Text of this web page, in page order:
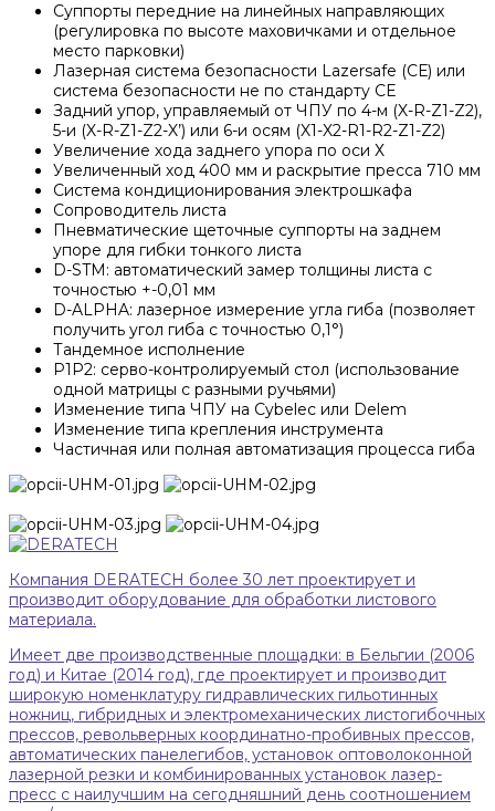
Суппорты передние на линейных направляющих
(регулировка по высоте маховичками и отдельное
место парковки)
Лазерная система безопасности Lazersafe (СЕ) или
система безопасности не по стандарту СЕ
Задний упор, управляемый от ЧПУ по 4-м (X-R-Z1-Z2),
5-и (X-R-Z1-Z2-X’) или 6-и осям (X1-X2-R1-R2-Z1-Z2)
Увеличение хода заднего упора по оси Х
Увеличенный ход 400 мм и раскрытие пресса 710 мм
Система кондиционирования электрошкафа
Сопроводитель листа
Пневматические щеточные суппорты на заднем
упоре для гибки тонкого листа
D-STM: автоматический замер толщины листа с
точностью +-0,01 мм
D-ALPHA: лазерное измерение угла гиба (позволяет
получить угол гиба с точностью 0,1°)
Тандемное исполнение
P1P2: серво-контролируемый стол (использование
одной матрицы с разными ручьями)
Изменение типа ЧПУ на Сybelec или Delem
Изменение типа крепления инструмента
Частичная или полная автоматизация процесса гиба
Компания DERATECH более 30 лет проектирует и
производит оборудование для обработки листового
материала.
Имеет две производственные площадки: в Бельгии (2006
год) и Китае (2014 год), где проектирует и производит
широкую номенклатуру гидравлических гильотинных
ножниц, гибридных и электромеханических листогибочных
прессов, револьверных координатно-пробивных прессов,
автоматических панелегибов, установок оптоволоконной
лазерной резки и комбинированных установок лазер-
пресс с наилучшим на сегодняшний день соотношением